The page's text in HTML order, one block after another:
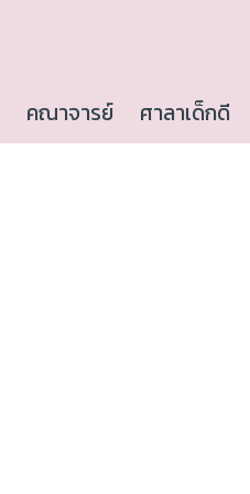
คณาจารย์ ศาลาเด็กดี